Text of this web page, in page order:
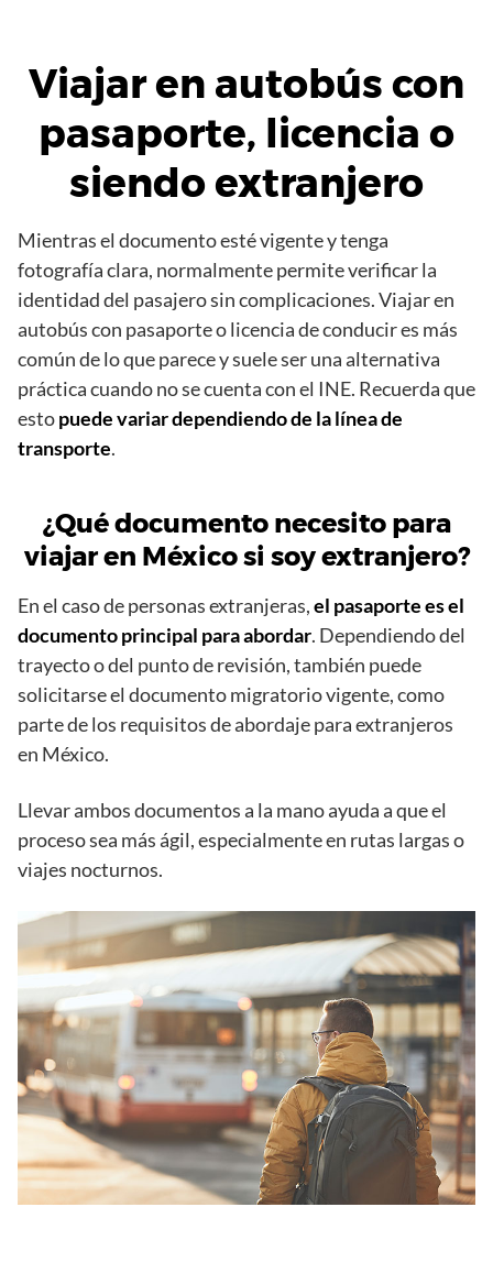
Viajar en autobús con
pasaporte, licencia o
siendo extranjero
Mientras el documento esté vigente y tenga
fotografía clara, normalmente permite verificar la
identidad del pasajero sin complicaciones. Viajar en
autobús con pasaporte o licencia de conducir es más
común de lo que parece y suele ser una alternativa
práctica cuando no se cuenta con el INE. Recuerda que
estopuede variar dependiendo de la línea de
transporte.
¿Qué documento necesito para
viajar en México si soy extranjero?
En el caso de personas extranjeras,el pasaporte es el
documento principal para abordar. Dependiendo del
trayecto o del punto de revisión, también puede
solicitarse el documento migratorio vigente, como
parte de los requisitos de abordaje para extranjeros
en México.
Llevar ambos documentos a la mano ayuda a que el
proceso sea más ágil, especialmente en rutas largas o
viajes nocturnos.